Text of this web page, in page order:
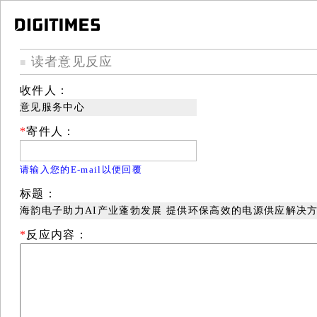
■ 读者意见反应
收件人：
意见服务中心
*寄件人：
请输入您的E-mail以便回覆
标题：
海韵电子助力AI产业蓬勃发展 提供环保高效的电源供应解决
* 反应内容：